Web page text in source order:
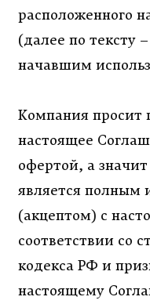
расположенного
(далее по тексту
начавшим
Компания просит
настоящее
офертой, а
является полным
(акцептом) с
соответствии со
кодекса РФ и
настоящему